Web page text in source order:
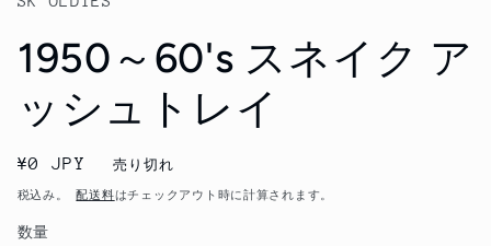
(1)
を
く
1950～60's スネイク ア
ッシュトレイ
通
常
¥0 JPY 売り切れ
税込み。配送料はチェックアウト時に計算されます。
数量